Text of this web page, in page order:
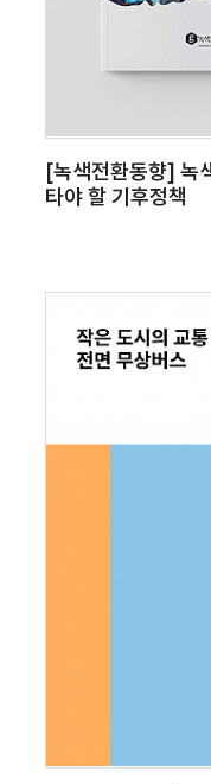
[녹색전환동향] 녹
타야 할 기후정책